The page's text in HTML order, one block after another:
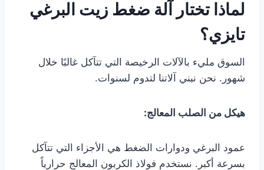
لماذا تختار آلة ضغط زيت البرغي
تايزي؟
السوق مليء بالآلات الرخيصة التي تتآكل غالبًا خلال
شهور. نحن نبني آلاتنا لتدوم لسنوات.
هيكل من الصلب المعالج:
عمود البرغي ودوارات الضغط هي الأجزاء التي تتآكل
بسرعة أكبر. نستخدم فولاذ الكربون المعالج حرارياً